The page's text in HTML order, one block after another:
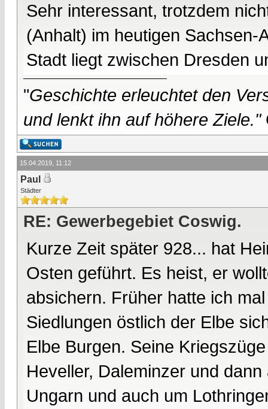
Sehr interessant, trotzdem
(Anhalt) im heutigen
Stadt liegt zwischen Dresden
"Geschichte erleuchtet den
und lenkt ihn auf höhere Ziele."
15.04.2019, 11:12
Paul
Städter
RE: Gewerbegebiet Coswig.
Kurze Zeit später 928... hat
Osten geführt. Es heist, er
absichern. Früher hatte ich
Siedlungen östlich der Elbe
Elbe Burgen. Seine
Heveller, Daleminzer und
Ungarn und auch um